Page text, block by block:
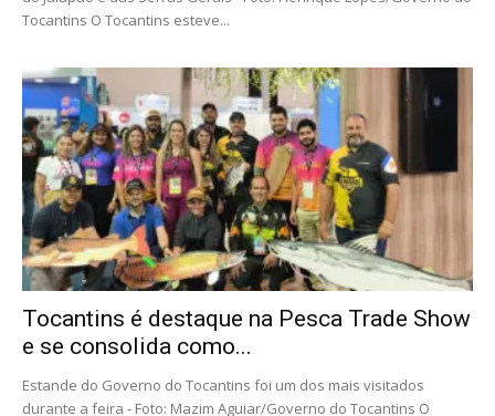
Tocantins O Tocantins esteve...
Tocantins é destaque na Pesca Trade Show
e se consolida como...
Estande do Governo do Tocantins foi um dos mais visitados
durante a feira - Foto: Mazim Aguiar/Governo do Tocantins O